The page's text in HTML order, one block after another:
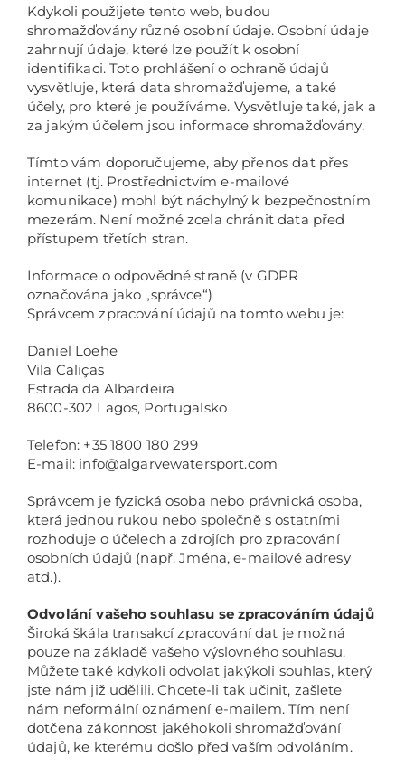
Kdykoli použijete tento web, budou
shromažďovány různé osobní údaje. Osobní údaje
zahrnují údaje, které lze použít k osobní
identifikaci. Toto prohlášení o ochraně údajů
vysvětluje, která data shromažďujeme, a také
účely, pro které je používáme. Vysvětluje také, jak a
za jakým účelem jsou informace shromažďovány.
Tímto vám doporučujeme, aby přenos dat přes
internet (tj. Prostřednictvím e-mailové
komunikace) mohl být náchylný k bezpečnostním
mezerám. Není možné zcela chránit data před
přístupem třetích stran.
Informace o odpovědné straně (v GDPR
označována jako „správce“)
Správcem zpracování údajů na tomto webu je:
Daniel Loehe
Vila Caliças
Estrada da Albardeira
8600-302 Lagos, Portugalsko
Telefon: +35 1800 180 299
E-mail: info@algarvewatersport.com
Správcem je fyzická osoba nebo právnická osoba,
která jednou rukou nebo společně s ostatními
rozhoduje o účelech a zdrojích pro zpracování
osobních údajů (např. Jména, e-mailové adresy
atd.).
Odvolání vašeho souhlasu se zpracováním údajů
Široká škála transakcí zpracování dat je možná
pouze na základě vašeho výslovného souhlasu.
Můžete také kdykoli odvolat jakýkoli souhlas, který
jste nám již udělili. Chcete-li tak učinit, zašlete
nám neformální oznámení e-mailem. Tím není
dotčena zákonnost jakéhokoli shromažďování
údajů, ke kterému došlo před vaším odvoláním.